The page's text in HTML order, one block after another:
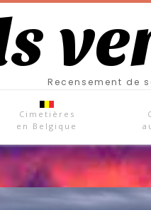
Recensement de
Cimetières
en Belgique